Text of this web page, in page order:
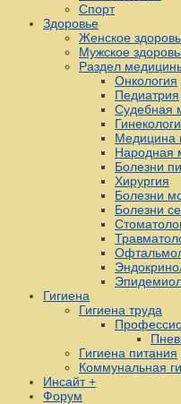
Спорт
Здоровье
Женское
Мужское
Раздел
Онкология
Педиатрия
Судебная
Медицина
Народная
Болезни
Хирургия
Болезни
Болезни
Гигиена
Гигиена труда
Гигиена питания
Коммунальная
Инсайт +
Форум